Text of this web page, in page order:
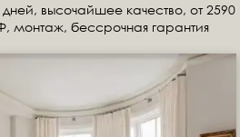
высочайшее качество, от 2590
монтаж, бессрочная гарантия